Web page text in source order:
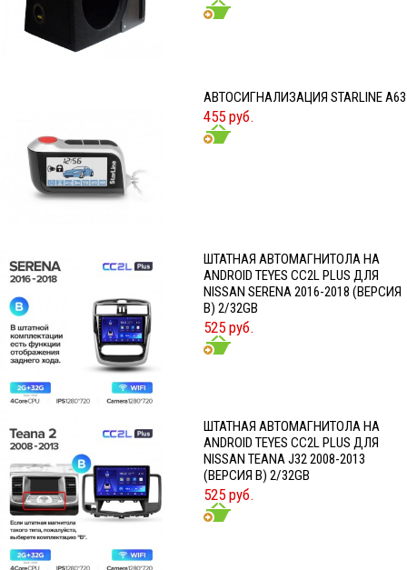
АВТОСИГНАЛИЗАЦИЯ STARLINE A63
455 руб.
ШТАТНАЯ АВТОМАГНИТОЛА НА
ANDROID TEYES CC2L PLUS ДЛЯ
NISSAN SERENA 2016-2018 (ВЕРСИЯ
B) 2/32GB
525 руб.
ШТАТНАЯ АВТОМАГНИТОЛА НА
ANDROID TEYES CC2L PLUS ДЛЯ
NISSAN TEANA J32 2008-2013
(ВЕРСИЯ B) 2/32GB
525 руб.